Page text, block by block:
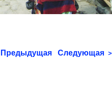
Предыдущая Следующая >